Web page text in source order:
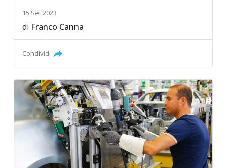
15 Set 2023
di Franco Canna
Condividi